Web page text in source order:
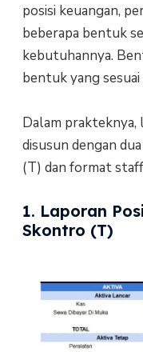
posisi keuangan,
beberapa bentuk
kebutuhannya.
bentuk yang
Dalam prakteknya,
disusun dengan
(T) dan format
1. Laporan
Skontro (T)